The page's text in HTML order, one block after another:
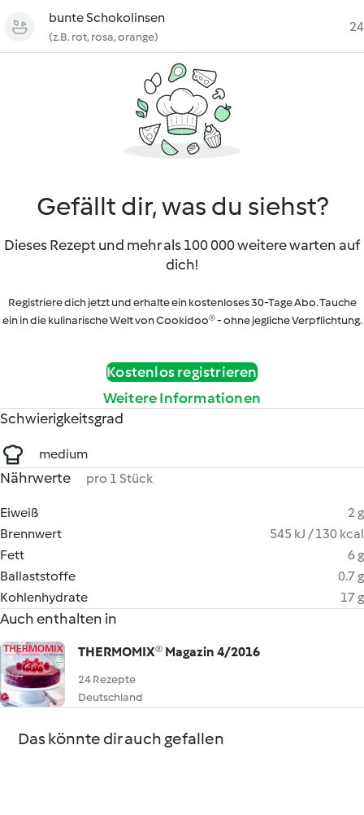
bunte Schokolinsen
(z.B. rot, rosa, orange)
24
Gefällt dir, was du siehst?
Dieses Rezept und mehr als 100 000 weitere warten auf
dich!
Registriere dich jetzt und erhalte ein kostenloses 30-Tage Abo. Tauche
ein in die kulinarische Welt von Cookidoo® - ohne jegliche Verpflichtung.
Kostenlos registrieren
Weitere Informationen
Schwierigkeitsgrad
medium
Nährwerte pro 1 Stück
Eiweiß
2 g
Brennwert
545 kJ / 130 kcal
Fett
6 g
Ballaststoffe
0.7 g
Kohlenhydrate
17 g
Auch enthalten in
THERMOMIX® Magazin 4/2016
24 Rezepte
Deutschland
Das könnte dir auch gefallen